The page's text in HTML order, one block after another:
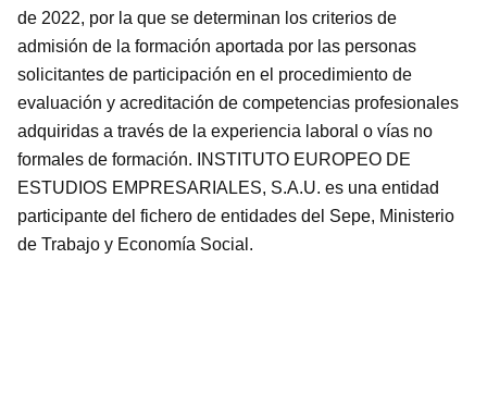
de 2022, por la que se determinan los criterios de
admisión de la formación aportada por las personas
solicitantes de participación en el procedimiento de
evaluación y acreditación de competencias profesionales
adquiridas a través de la experiencia laboral o vías no
formales de formación. INSTITUTO EUROPEO DE
ESTUDIOS EMPRESARIALES, S.A.U. es una entidad
participante del fichero de entidades del Sepe, Ministerio
de Trabajo y Economía Social.